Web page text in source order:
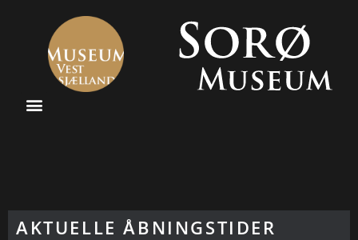
AKTUELLE ÅBNINGSTIDER